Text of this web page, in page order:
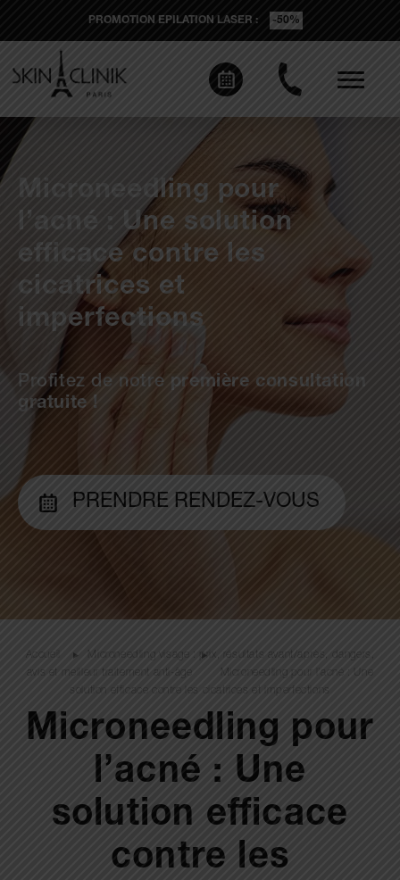
PROMOTION EPILATION LASER : -50%
Microneedling pour
l’acné : Une solution
efficace contre les
cicatrices et
imperfections
Profitez de notre première consultation
gratuite !
PRENDRE RENDEZ-VOUS
Accueil
Microneedling visage : prix, résultats avant/après, dangers,
avis et meilleur traitement anti-âge
Microneedling pour l’acné : Une
solution efficace contre les cicatrices et imperfections
Microneedling pour
l’acné : Une
solution efficace
contre les